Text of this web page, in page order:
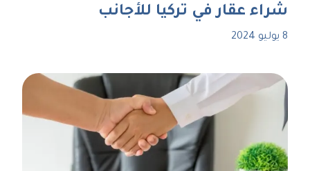
شراء عقار في تركيا للأجانب
8 يوليو 2024